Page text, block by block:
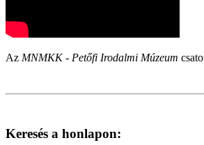
Az MNMKK - Petőfi Irodalmi Múzeum
Keresés a honlapon: